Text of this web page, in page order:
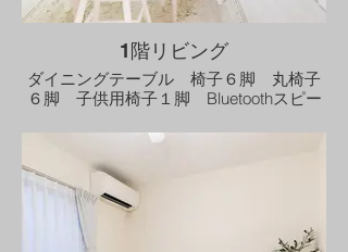
1階リビング
ダイニングテーブル 椅子６脚 丸椅子
６脚 子供用椅子１脚 Bluetoothスピー